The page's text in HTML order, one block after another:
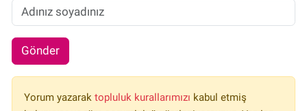
Gönder
Yorum yazarak topluluk kurallarımızı kabul etmiş